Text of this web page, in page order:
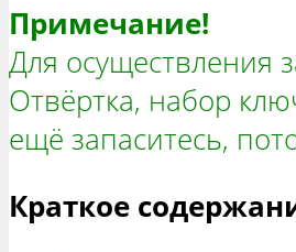
Примечание!
Для осуществления
Отвёртка, набор
ещё запаситесь,
Краткое